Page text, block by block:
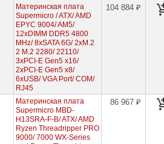
Материнская плата
Supermicro / ATX/ AMD
EPYC 9004/ AM5/
12xDIMM DDR5 4800
MHz/ 8xSATA 6G/ 2xM.2
2 M.2 2280/ 22110/
3xPCI-E Gen5 x16/
2xPCI-E Gen5 x8/
6xUSB/ VGA Port/ COM/
RJ45
104 884 ₽
Материнская плата
Supermicro MBD-
H13SRA-F-B/ ATX/ AMD
Ryzen Threadripper PRO
9000/ 7000 WX-Series
86 967 ₽